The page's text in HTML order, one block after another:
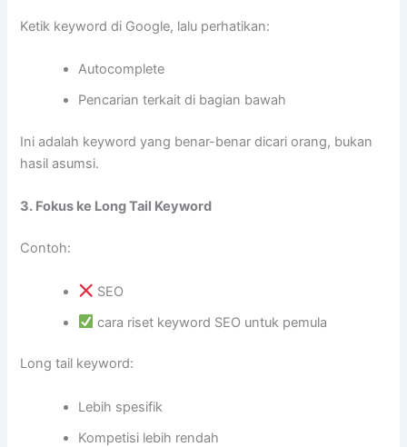
Ketik keyword di Google, lalu perhatikan:
Autocomplete
Pencarian terkait di bagian bawah
Ini adalah keyword yang benar-benar dicari orang, bukan
hasil asumsi.
3. Fokus ke Long Tail Keyword
Contoh:
SEO
cara riset keyword SEO untuk pemula
Long tail keyword:
Lebih spesifik
Kompetisi lebih rendah